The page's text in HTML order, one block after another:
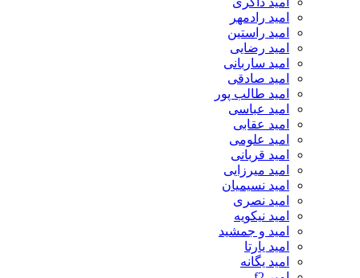
امید رادمهر
امید راستین
امید رضایی
امید ساربانی
امید صادقی
امید طالب پور
امید عباسی
امید عقابی
امید علومی
امید قربانی
امید میرزایی
امید نسیمیان
امید نصری
امید نیکویه
امید و جمشید
امید یارتا
امید یگانه